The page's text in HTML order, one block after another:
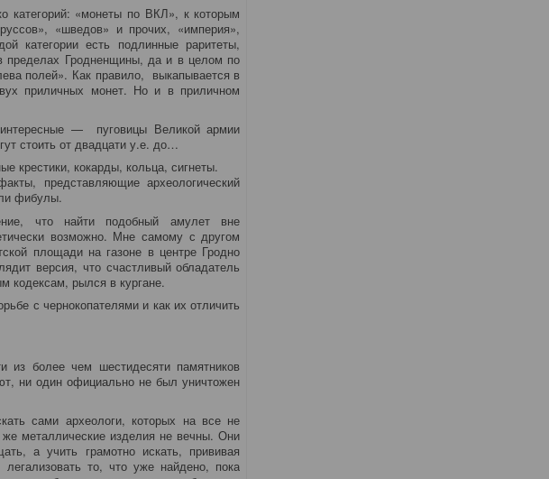
категорий: «монеты по ВКЛ», к которым
«шведов» и прочих, «империя»,
категории есть подлинные раритеты,
пределах Гродненщины, да и в целом по
полей». Как правило, выкапывается в
приличных монет. Но и в приличном
— пуговицы Великой армии
стоить от двадцати у.е. до…
крестики, кокарды, кольца, сигнеты.
представляющие археологический
фибулы.
что найти подобный амулет вне
возможно. Мне самому с другом
площади на газоне в центре Гродно
версия, что счастливый обладатель
кодексам, рылся в кургане.
с чернокопателями и как их отличить
из более чем шестидесяти памятников
ни один официально не был уничтожен
сами археологи, которых на все не
металлические изделия не вечны. Они
а учить грамотно искать, прививая
то, что уже найдено, пока